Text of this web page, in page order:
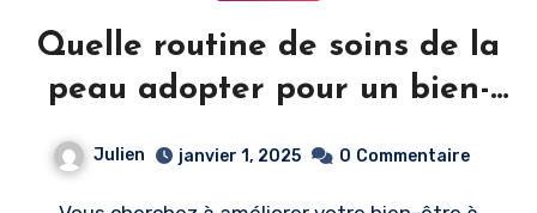
Quelle routine de soins de la
peau adopter pour un bien-
Julien janvier 1, 2025 0 Commentaire